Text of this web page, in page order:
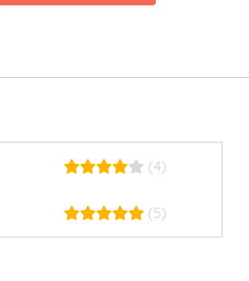
(4)
(5)